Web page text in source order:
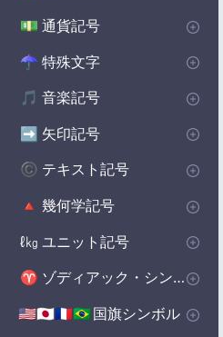
Ac 化学記号
β 物理記号
Θ シータ記号
° 度記号
Ω オメガシンボル
⚯ 生物学の記号
💵 通貨記号
$ 世界の主要通貨
¢ セント記号
£ ポンド通貨記号
¥ 日本円 通貨記号
☂︎ 特殊文字
: 句読点
⚜ 装飾的なシンボル
• ドット記号
☮️ プリンスシンボル
⚔️ ベルセルクのシンボル
⚔️ バイキングのシンボル
🔨 溶接記号
🏫 学校のシンボル
⭐ スター・ウォーズのシンボル
ॐ ヒンドゥー教のシンボル
☯️ 異教のシンボル
🎵 音楽記号
♩ 備考 記号
♯ 記号
🎵 休符記号
🎼 音楽記号を繰り返す
➡️ 矢印記号
➡️ 方向矢印
↓ 下矢印記号
→ 右矢印記号
↑ 上矢印記号
^ キャレット矢印記号
©️ テキスト記号
©️ 著作権シンボル
♀ 女性のシンボル
❤️ 美的シンボル
♂ 男性のシンボル
🦇 バットマンのシンボル
Ⓐ 無政府主義のシンボル
✝️ 十字のシンボル
¶ 段落記号
🚗 車のシンボル
🧩 自閉症のシンボル
☘️ ケルトのシンボル
🍽️ 食器洗い機の記号
🔮 ハリー・ポッターのシンボル
🔨 北欧のシンボル
🐉 保護シンボル
🔺 幾何学記号
🔺 基本図形
⬟ ポリゴンシンボル
■ 立体図形記号
ℓ㎏ ユニット記号
📏 体積単位 記号
μ マイクロ単位記号
♈ ゾディアック・シンボル
♈ 西洋の星座シンボル
🇺🇸🇯🇵🇫🇷🇧🇷 国旗シンボル